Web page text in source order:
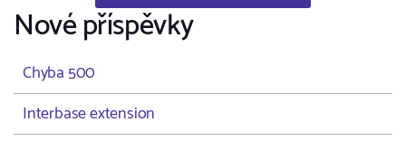
Nové příspěvky
Chyba 500
Interbase extension